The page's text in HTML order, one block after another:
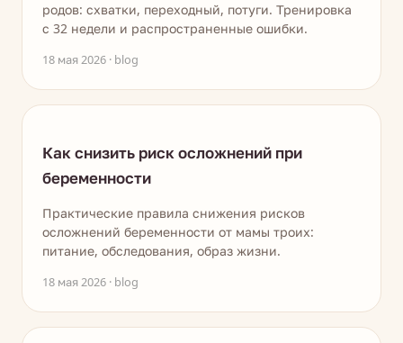
родов: схватки, переходный, потуги. Тренировка
с 32 недели и распространенные ошибки.
18 мая 2026 · blog
Как снизить риск осложнений при
беременности
Практические правила снижения рисков
осложнений беременности от мамы троих:
питание, обследования, образ жизни.
18 мая 2026 · blog